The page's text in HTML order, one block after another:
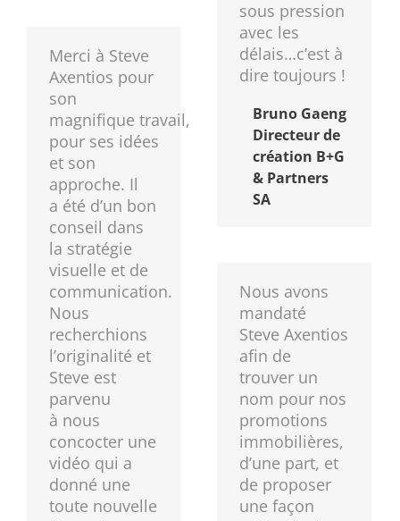
sous pression
avec les
délais…c’est à
dire toujours !
Bruno Gaeng
Directeur de
création B+G
& Partners
SA
Merci à Steve
Axentios pour
son
magnifique travail,
pour ses idées
et son
approche. Il
a été d’un bon
conseil dans
la stratégie
visuelle et de
communication.
Nous
recherchions
l’originalité et
Steve est
parvenu
à nous
concocter une
vidéo qui a
donné une
toute nouvelle
Nous avons
mandaté
Steve Axentios
afin de
trouver un
nom pour nos
promotions
immobilières,
d’une part, et
de proposer
une façon